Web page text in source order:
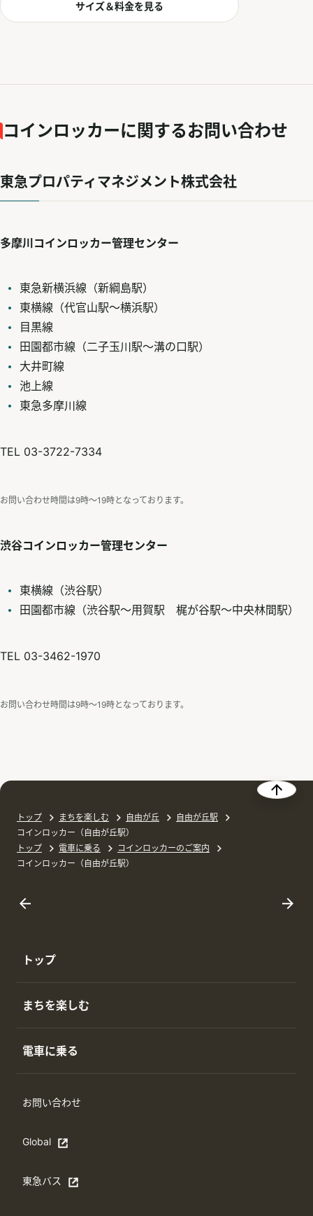
サイズ＆料金を見る
コインロッカーに関するお問い合わせ
東急プロパティマネジメント株式会社
多摩川コインロッカー管理センター
東急新横浜線（新綱島駅）
東横線（代官山駅～横浜駅）
目黒線
田園都市線（二子玉川駅～溝の口駅）
大井町線
池上線
東急多摩川線
TEL 03-3722-7334
お問い合わせ時間は9時〜19時となっております。
渋谷コインロッカー管理センター
東横線（渋谷駅）
田園都市線（渋谷駅～用賀駅 梶が谷駅～中央林間駅）
TEL 03-3462-1970
お問い合わせ時間は9時〜19時となっております。
トップ まちを楽しむ 自由が丘
自由が丘駅
コインロッカー（自由が丘駅）
トップ
電車に乗る
コインロッカーのご案内
コインロッカー（自由が丘駅）
トップ
まちを楽しむ
電車に乗る
お問い合わせ
Global
Open in a new window
東急バス
別ウィンドウで開く